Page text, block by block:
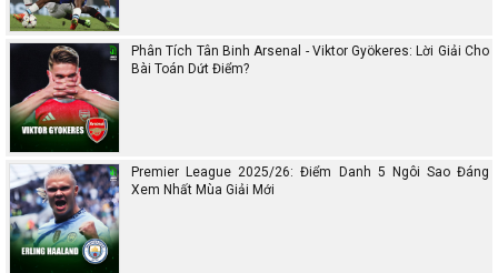
Phân Tích Tân Binh Arsenal - Viktor Gyökeres: Lời Giải Cho
Bài Toán Dứt Điểm?
Premier League 2025/26: Điểm Danh 5 Ngôi Sao Đáng
Xem Nhất Mùa Giải Mới